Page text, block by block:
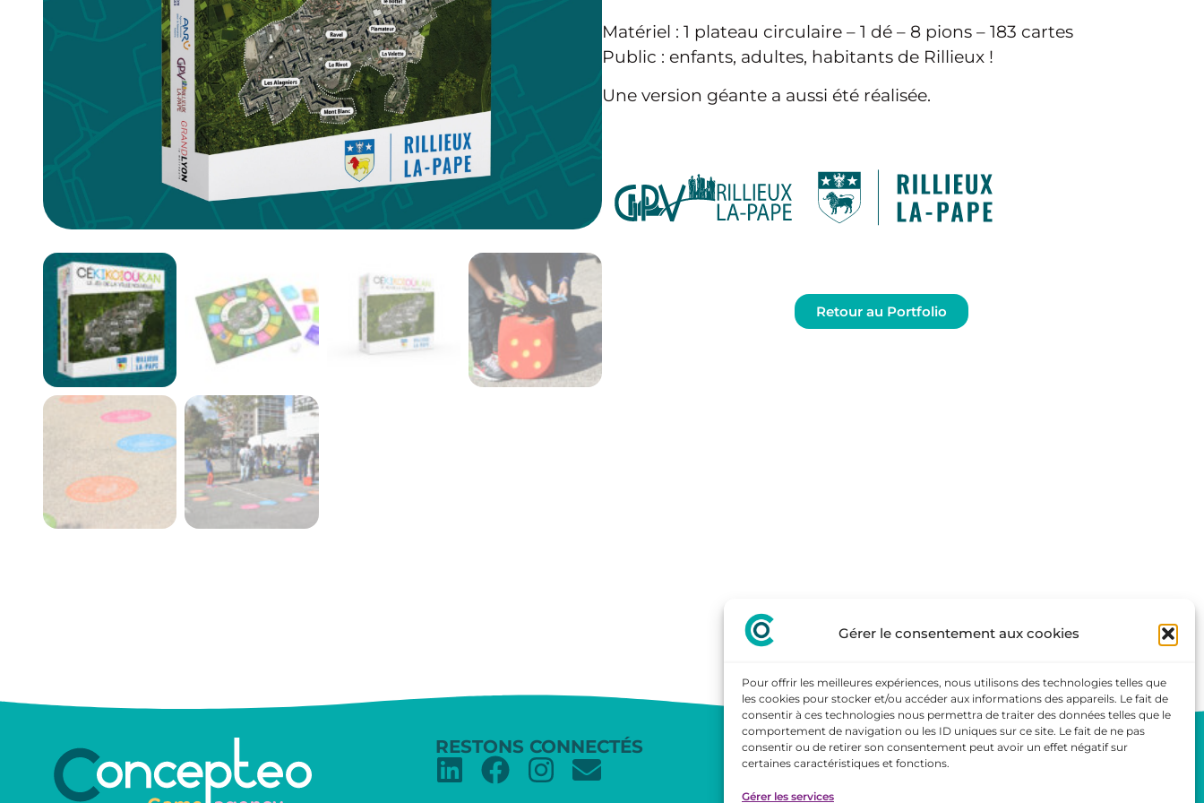
Gérer le consentement aux cookies
Pour offrir les meilleures expériences, nous utilisons des technologies telles que
les cookies pour stocker et/ou accéder aux informations des appareils. Le fait de
consentir à ces technologies nous permettra de traiter des données telles que le
comportement de navigation ou les ID uniques sur ce site. Le fait de ne pas
consentir ou de retirer son consentement peut avoir un effet négatif sur
certaines caractéristiques et fonctions.
Gérer les services
Matériel : 1 plateau circulaire – 1 dé – 8 pions – 183 cartes
Public : enfants, adultes, habitants de Rillieux !
Une version géante a aussi été réalisée.
Retour au Portfolio
RESTONS CONNECTÉS Mentions légales